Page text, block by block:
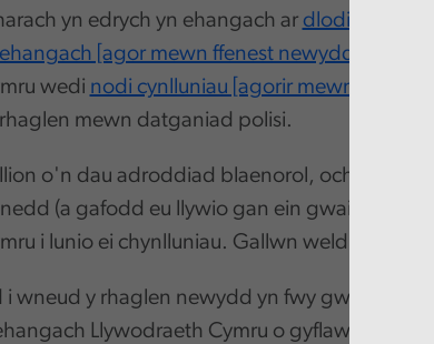
yn edrych yn ehangach ar dlodi tanwydd
[agor mewn ffenest newydd]
wedi nodi cynlluniau [agorir mewn ffenest
mewn datganiad polisi.
o'n dau adroddiad blaenorol, ochr yn ochr
(a gafodd eu llywio gan ein gwaith
i lunio ei chynlluniau. Gallwn weld
i wneud y rhaglen newydd yn fwy gwyrdd i
Llywodraeth Cymru o gyflawni